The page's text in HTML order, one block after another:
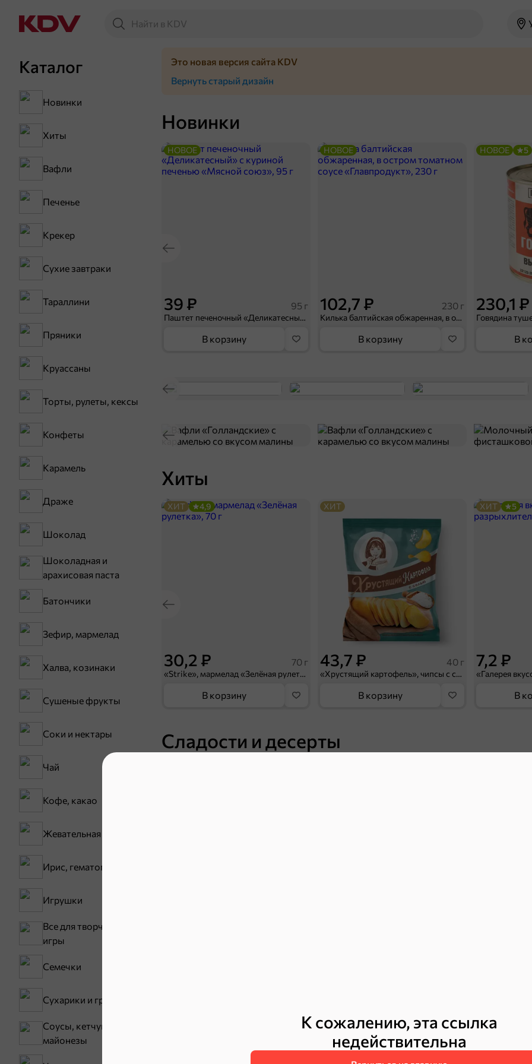
К сожалению, эта ссылка
недействительна
Каталог
Новинки
Хиты
Вафли
Печенье
Крекер
Сухие завтраки
Тараллини
Пряники
Круассаны
Торты, рулеты, кексы
Конфеты
Карамель
Драже
Шоколад
Шоколадная и
арахисовая паста
Батончики
Зефир, мармелад
Халва, козинаки
Сушеные фрукты
Соки и нектары
Чай
Кофе, какао
Жевательная резинка
Ирис, гематоген
Игрушки
Все для творчества,
игры
Семечки
Сухарики и гренки
Соусы, кетчупы,
майонезы
Новинки
39 ₽ 95 г
Паштет печеночный «Деликатесный» с куриной печенью «Мясной союз», 95 г
НОВОЕ
В корзину
102,7 ₽ 230 г
Килька балтийская обжаренная, в остром томатном соусе «Главпродукт», 230 г
НОВОЕ
В корзину
230,1 ₽
НОВОЕ 5
В
Хиты
30,2 ₽ 70 г
«Strike», мармелад «Зелёная рулетка», 70 г
ХИТ 4,9
В корзину
43,7 ₽ 40 г
«Хрустящий картофель», чипсы с солью, произведены из свежего картофеля, 40 г
ХИТ
В корзину
7,2 ₽
ХИТ 5
В
Сладости и десерты
Халва, козинаки
Это новая версия сайта KDV
Вернуть старый дизайн